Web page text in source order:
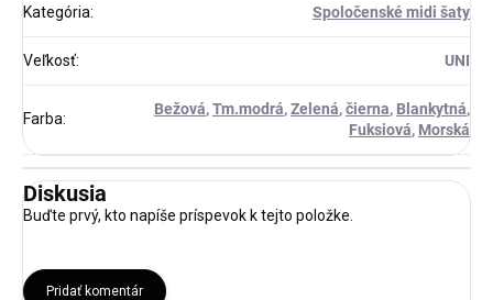
Kategória: Spoločenské midi šaty
Veľkosť: UNI
Farba:
Bežová,Tm.modrá,Zelená,čierna, Blankytná,
Fuksiová, Morská
Diskusia
Buďte prvý, kto napíše príspevok k tejto položke.
Pridať komentár